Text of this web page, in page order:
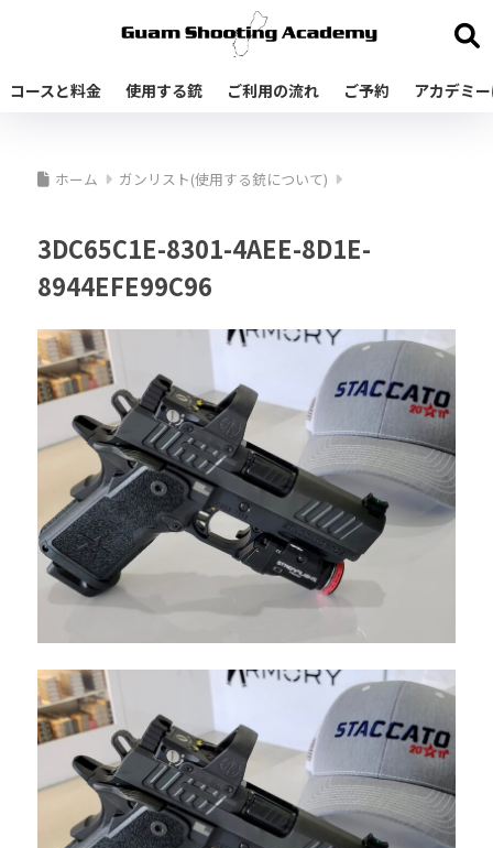
コースと料金 使用する銃 ご利用の流れ ご予約 アカデミ
ホーム ガンリスト(使用する銃について)
3DC65C1E-8301-4AEE-8D1E-
8944EFE99C96